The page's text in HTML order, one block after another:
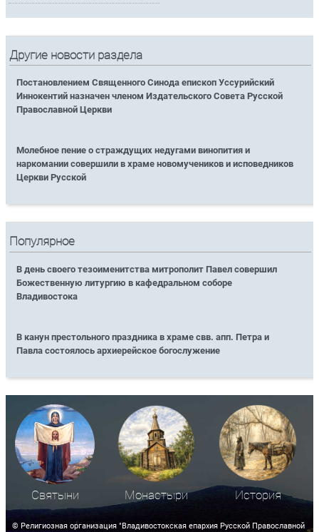
Другие новости раздела
Постановлением Священного Синода епископ Уссурийский
Иннокентий назначен членом Издательского Совета Русской
Православной Церкви
Молебное пение о страждущих недугами винопития и
наркомании совершили в храме новомучеников и исповедников
Церкви Русской
Популярное
В день своего тезоименитства митрополит Павел совершил
Божественную литургию в кафедральном соборе
Владивостока
В канун престольного праздника в храме свв. апп. Петра и
Павла состоялось архиерейское богослужение
Святыни Монастыри История
© Религиозная организация "Владивостокская епархия Русской Православной